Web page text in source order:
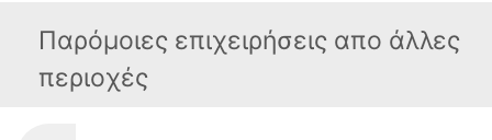
Παρόμοιες επιχειρήσεις απο άλλες
περιοχές